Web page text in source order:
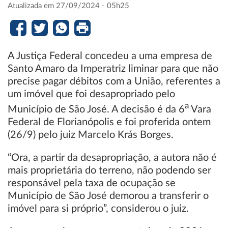
Atualizada em 27/09/2024 - 05h25
A Justiça Federal concedeu a uma empresa de
Santo Amaro da Imperatriz liminar para que não
precise pagar débitos com a União, referentes a
um imóvel que foi desapropriado pelo
Município de São José. A decisão é da 6a Vara
Federal de Florianópolis e foi proferida ontem
(26/9) pelo juiz Marcelo Krás Borges.
“Ora, a partir da desapropriação, a autora não é
mais proprietária do terreno, não podendo ser
responsável pela taxa de ocupação se
Município de São José demorou a transferir o
imóvel para si próprio”, considerou o juiz.